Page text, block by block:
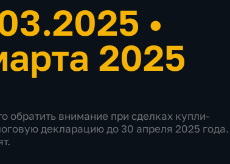
•
2025
обратить внимание при сделках купли-
декларацию до 30 апреля 2025 года.